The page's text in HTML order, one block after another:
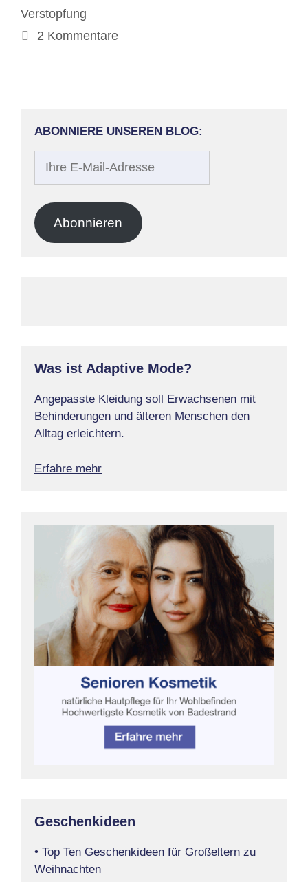
Verstopfung
2 Kommentare
ABONNIERE UNSEREN BLOG:
Adresse
Abonnieren
Was ist Adaptive Mode?
Angepasste Kleidung soll Erwachsenen mit
Behinderungen und älteren Menschen den
Alltag erleichtern.
Erfahre mehr
Geschenkideen
• Top Ten Geschenkideen für Großeltern zu
Weihnachten